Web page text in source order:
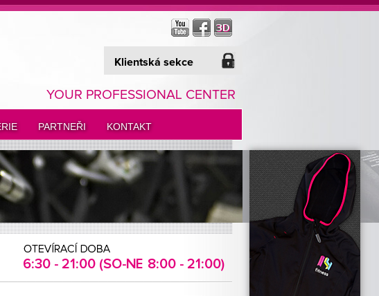
Klientská sekce
YOUR PROFESSIONAL CENTER
PARTNEŘI KONTAKT